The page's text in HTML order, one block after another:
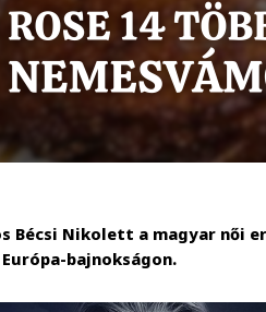
os Bécsi Nikolett a magyar női
bajnokságon.